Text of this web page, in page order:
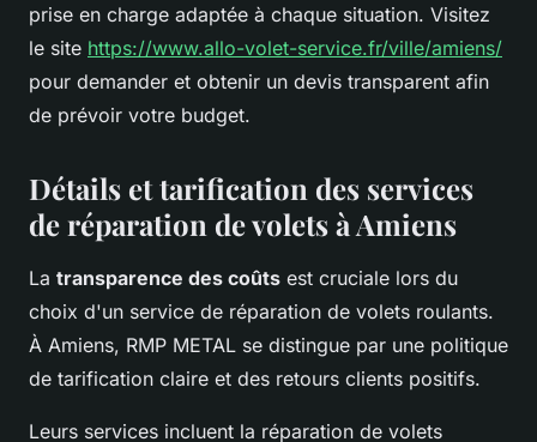
prise en charge adaptée à chaque situation. Visitez
le site https://www.allo-volet-service.fr/ville/amiens/
pour demander et obtenir un devis transparent afin
de prévoir votre budget.
Détails et tarification des services
de réparation de volets à Amiens
La transparence des coûts est cruciale lors du
choix d'un service de réparation de volets roulants.
À Amiens, RMP METAL se distingue par une politique
de tarification claire et des retours clients positifs.
Leurs services incluent la réparation de volets